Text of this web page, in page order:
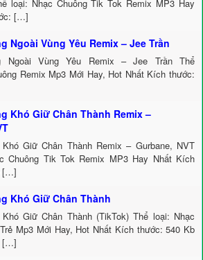
loại: Nhạc Chuông Tik Tok Remix MP3 Hay
[…]
Ngoài Vùng Yêu Remix – Jee Trần
Ngoài Vùng Yêu Remix – Jee Trần Thể
Remix Mp3 Mới Hay, Hot Nhất Kích thước:
Khó Giữ Chân Thành Remix –
Khó Giữ Chân Thành Remix – Gurbane, NVT
Chuông Tik Tok Remix MP3 Hay Nhất Kích
[…]
Khó Giữ Chân Thành
Khó Giữ Chân Thành (TikTok) Thể loại: Nhạc
Mp3 Mới Hay, Hot Nhất Kích thước: 540 Kb
[…]